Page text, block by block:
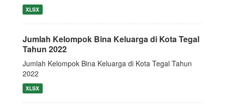
XLSX
Jumlah Kelompok Bina Keluarga di Kota Tegal
Tahun 2022
Jumlah Kelompok Bina Keluarga di Kota Tegal Tahun
2022
XLSX